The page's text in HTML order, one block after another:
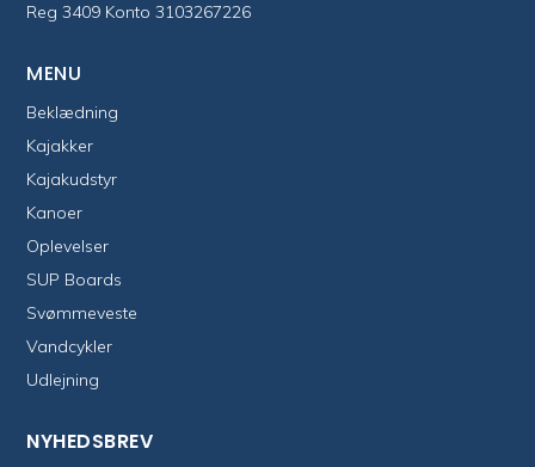
Reg 3409 Konto 3103267226
MENU
Beklædning
Kajakker
Kajakudstyr
Kanoer
Oplevelser
SUP Boards
Svømmeveste
Vandcykler
Udlejning
NYHEDSBREV